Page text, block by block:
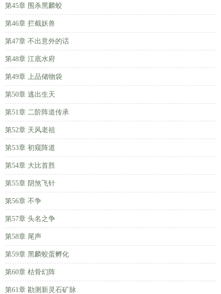
第45章 围杀黑麟蛟
第46章 拦截妖兽
第47章 不出意外的话
第48章 江底水府
第49章 上品储物袋
第50章 逃出生天
第51章 二阶阵道传承
第52章 天风老祖
第53章 初窥阵道
第54章 大比首胜
第55章 阴煞飞针
第56章 不争
第57章 头名之争
第58章 尾声
第59章 黑麟蛟蛋孵化
第60章 枯骨幻阵
第61章 勘测新灵石矿脉